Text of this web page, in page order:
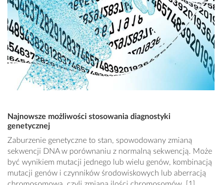
Najnowsze możliwości stosowania diagnostyki
genetycznej
Zaburzenie genetyczne to stan, spowodowany zmianą
sekwencji DNA w porównaniu z normalną sekwencją. Może
być wynikiem mutacji jednego lub wielu genów, kombinacją
mutacji genów i czynników środowiskowych lub aberracją